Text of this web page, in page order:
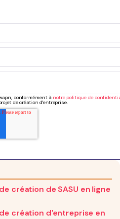
conformément à notre politique de
de création d'entreprise.
création de SASU en ligne
création d'entreprise en